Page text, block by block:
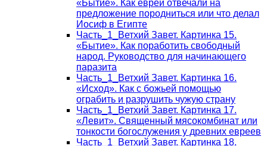
«Бытие». Как евреи отвечали на
предложение породниться или что делал
Иосиф в Египте
Часть_1_Ветхий Завет. Картинка 15.
«Бытие». Как поработить свободный
народ. Руководство для начинающего
паразита
Часть_1_Ветхий Завет. Картинка 16.
«Исход». Как с божьей помощью
ограбить и разрушить чужую страну
Часть_1_Ветхий Завет. Картинка 17.
«Левит». Священный мясокомбинат или
тонкости богослужения у древних евреев
Часть_1_Ветхий Завет. Картинка 18.